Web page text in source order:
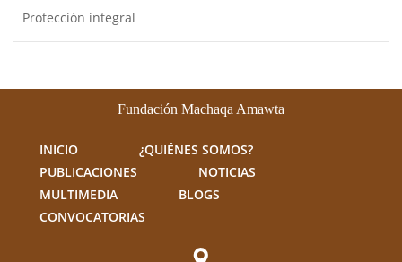
Protección integral
Fundación Machaqa Amawta
INICIO
¿QUIÉNES SOMOS?
PUBLICACIONES
NOTICIAS
MULTIMEDIA
BLOGS
CONVOCATORIAS